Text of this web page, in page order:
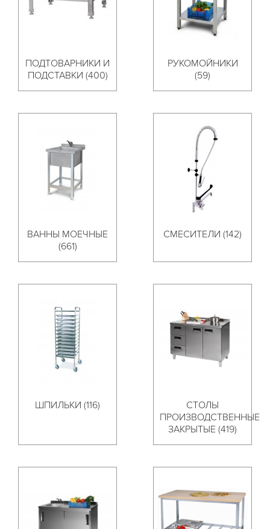
ПОДТОВАРНИКИ И
ПОДСТАВКИ (400)
РУКОМОЙНИКИ
(59)
ВАННЫ МОЕЧНЫЕ
(661)
СМЕСИТЕЛИ (142)
ШПИЛЬКИ (116)
СТОЛЫ
ПРОИЗВОДСТВЕННЫЕ
ЗАКРЫТЫЕ (419)